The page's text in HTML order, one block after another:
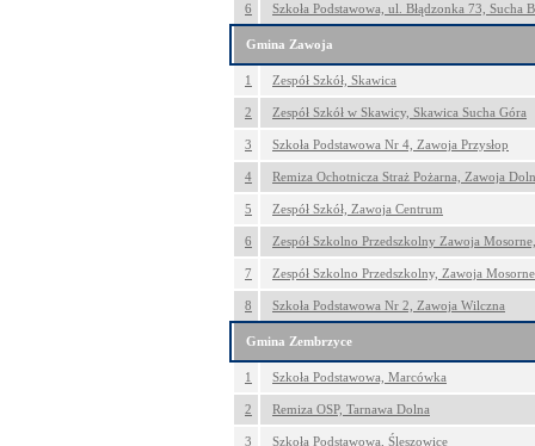
6 Szkoła Podstawowa, ul. Błądzonka 73, Sucha
Gmina Zawoja
1 Zespół Szkół, Skawica
2 Zespół Szkół w Skawicy, Skawica Sucha Góra
3 Szkoła Podstawowa Nr 4, Zawoja Przysłop
4 Remiza Ochotnicza Straż Pożarna, Zawoja
5 Zespół Szkół, Zawoja Centrum
6 Zespół Szkolno Przedszkolny Zawoja
7 Zespół Szkolno Przedszkolny, Zawoja Mosorne
8 Szkoła Podstawowa Nr 2, Zawoja Wilczna
Gmina Zembrzyce
1 Szkoła Podstawowa, Marcówka
2 Remiza OSP, Tarnawa Dolna
3 Szkoła Podstawowa, Śleszowice